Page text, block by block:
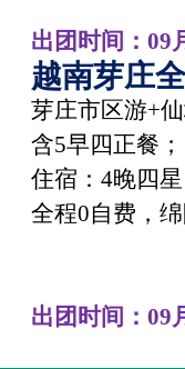
出团时间： 09
越南芽庄
芽庄市区游+
含5早四正餐
住宿： 4晚四
全程0自费，
出团时间： 09